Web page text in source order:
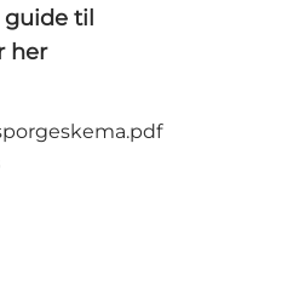
guide til
her